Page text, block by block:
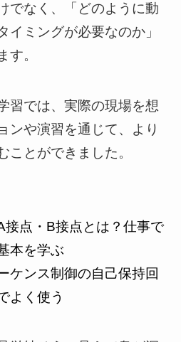
でなく、「どのように動
イミングが必要なのか」
す。
習では、実際の現場を想
ンや演習を通じて、より
ことができました。
点・B接点とは？仕事で
本を学ぶ
ケンス制御の自己保持回
よく使う